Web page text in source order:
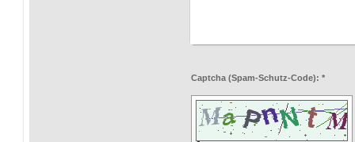
Captcha (Spam-Schutz-Code): *